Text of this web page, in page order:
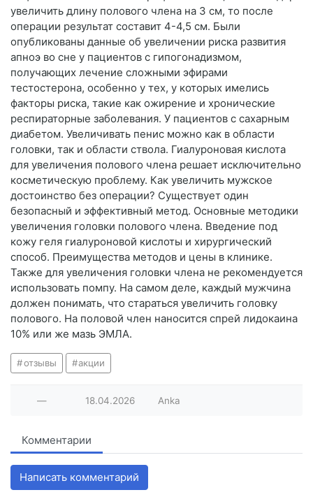
увеличить длину полового члена на 3 см, то после
операции результат составит 4-4,5 см. Были
опубликованы данные об увеличении риска развития
апноэ во сне у пациентов с гипогонадизмом,
получающих лечение сложными эфирами
тестостерона, особенно у тех, у которых имелись
факторы риска, такие как ожирение и хронические
респираторные заболевания. У пациентов с сахарным
диабетом. Увеличивать пенис можно как в области
головки, так и области ствола. Гиалуроновая кислота
для увеличения полового члена решает исключительно
косметическую проблему. Как увеличить мужское
достоинство без операции? Существует один
безопасный и эффективный метод. Основные методики
увеличения головки полового члена. Введение под
кожу геля гиалуроновой кислоты и хирургический
способ. Преимущества методов и цены в клинике.
Также для увеличения головки члена не рекомендуется
использовать помпу. На самом деле, каждый мужчина
должен понимать, что стараться увеличить головку
полового. На половой член наносится спрей лидокаина
10% или же мазь ЭМЛА.
отзывы акции
— 18.04.2026 Anka
Комментарии
Написать комментарий